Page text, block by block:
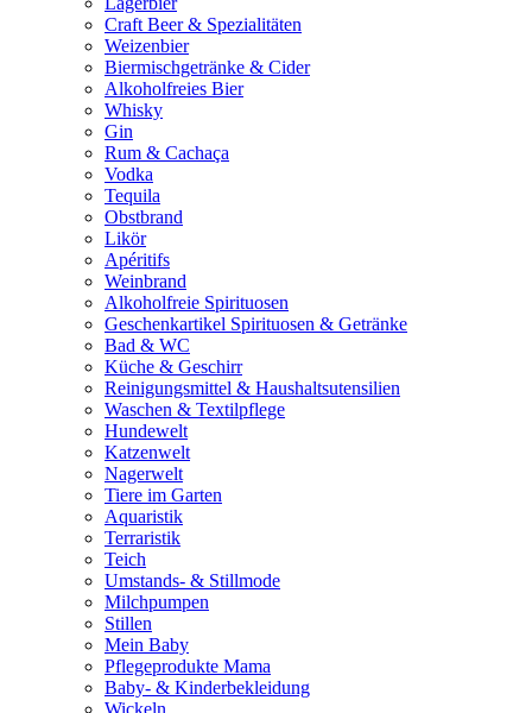
Craft Beer & Spezialitäten
Weizenbier
Biermischgetränke & Cider
Alkoholfreies Bier
Whisky
Gin
Rum & Cachaça
Vodka
Tequila
Obstbrand
Likör
Apéritifs
Weinbrand
Alkoholfreie Spirituosen
Geschenkartikel Spirituosen & Getränke
Bad & WC
Küche & Geschirr
Reinigungsmittel & Haushaltsutensilien
Waschen & Textilpflege
Hundewelt
Katzenwelt
Nagerwelt
Tiere im Garten
Aquaristik
Terraristik
Teich
Umstands- & Stillmode
Milchpumpen
Stillen
Mein Baby
Pflegeprodukte Mama
Baby- & Kinderbekleidung
Wickeln